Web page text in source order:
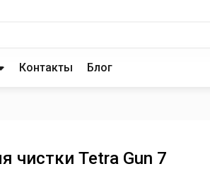
Контакты Блог
чистки Tetra Gun 7